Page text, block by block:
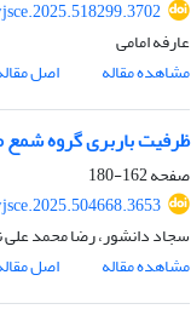
عارفه امامی
مشاهده مقاله
اصل
ظرفیت باربری گروه شمع
صفحه162-180
سجاد دانشور، رضا محمد علی
مشاهده مقاله
اصل